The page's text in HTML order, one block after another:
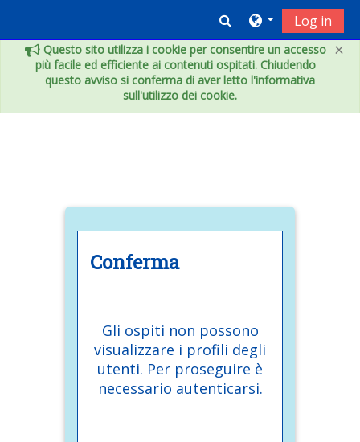
×
Questo sito utilizza i cookie per consentire un accesso
più facile ed efficiente ai contenuti ospitati. Chiudendo
questo avviso si conferma di aver letto l'informativa
sull'utilizzo dei cookie.
Toggle search
Log in
Conferma
Gli ospiti non possono
visualizzare i profili degli
utenti. Per proseguire è
necessario autenticarsi.